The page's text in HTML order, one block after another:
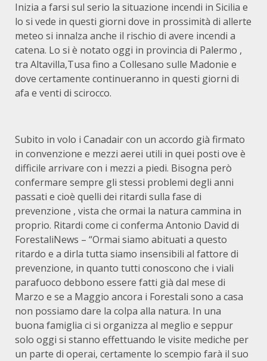
Inizia a farsi sul serio la situazione incendi in Sicilia e
lo si vede in questi giorni dove in prossimità di allerte
meteo si innalza anche il rischio di avere incendi a
catena. Lo si è notato oggi in provincia di Palermo ,
tra Altavilla,Tusa fino a Collesano sulle Madonie e
dove certamente continueranno in questi giorni di
afa e venti di scirocco.
Subito in volo i Canadair con un accordo già firmato
in convenzione e mezzi aerei utili in quei posti ove è
difficile arrivare con i mezzi a piedi. Bisogna però
confermare sempre gli stessi problemi degli anni
passati e cioè quelli dei ritardi sulla fase di
prevenzione , vista che ormai la natura cammina in
proprio. Ritardi come ci conferma Antonio David di
ForestaliNews – “Ormai siamo abituati a questo
ritardo e a dirla tutta siamo insensibili al fattore di
prevenzione, in quanto tutti conoscono che i viali
parafuoco debbono essere fatti già dal mese di
Marzo e se a Maggio ancora i Forestali sono a casa
non possiamo dare la colpa alla natura. In una
buona famiglia ci si organizza al meglio e seppur
solo oggi si stanno effettuando le visite mediche per
un parte di operai, certamente lo scempio farà il suo